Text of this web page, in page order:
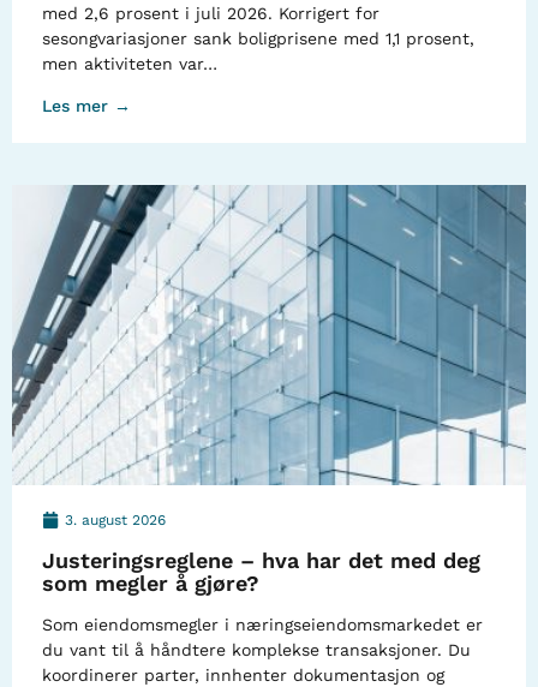
med 2,6 prosent i juli 2026. Korrigert for
sesongvariasjoner sank boligprisene med 1,1 prosent,
men aktiviteten var…
Les mer →
3. august 2026
Justeringsreglene – hva har det med deg
som megler å gjøre?
Som eiendomsmegler i næringseiendomsmarkedet er
du vant til å håndtere komplekse transaksjoner. Du
koordinerer parter, innhenter dokumentasjon og